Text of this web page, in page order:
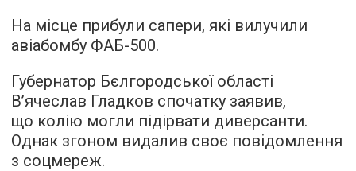
На місце прибули сапери, які вилучили
авіабомбу ФАБ-500.
Губернатор Бєлгородської області
В’ячеслав Гладков спочатку заявив,
що колію могли підірвати диверсанти.
Однак згоном видалив своє повідомлення
з соцмереж.